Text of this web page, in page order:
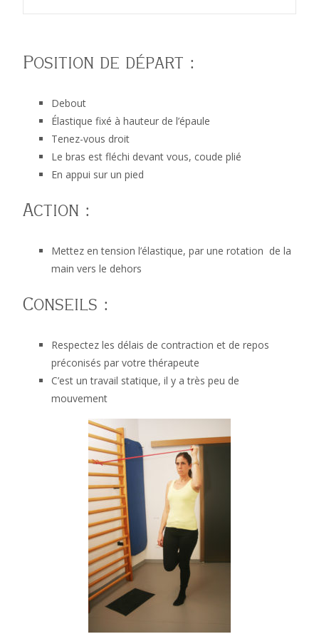
externes, unipodal,
statique, RE3
Élastique travail des rotateurs externes, unipodal, statique,
RE3
Position de départ :
Debout
Élastique fixé à hauteur de l’épaule
Tenez-vous droit
Le bras est fléchi devant vous, coude plié
En appui sur un pied
Action :
Mettez en tension l’élastique, par une rotation de la
main vers le dehors
Conseils :
Respectez les délais de contraction et de repos
préconisés par votre thérapeute
C’est un travail statique, il y a très peu de
mouvement